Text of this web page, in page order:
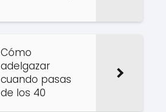
Cómo
adelgazar
cuando pasas
de los 40